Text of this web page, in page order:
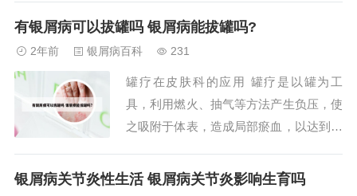
导致毒素在体内堆积从而诱发银屑病。天
2、感染因素：有人认为是病毒感染所
致，虽发现...
有银屑病可以拔罐吗 银屑病能拔罐吗?
2年前 银屑病百科 231
罐疗在皮肤科的应用 罐疗是以罐为工
具，利用燃火、抽气等方法产生负压，使
之吸附于体表，造成局部瘀血，以达到通
等作用的疗法。罐疗方法：罐疗法主要分
银屑病关节炎性生活 银屑病关节炎影响生育吗